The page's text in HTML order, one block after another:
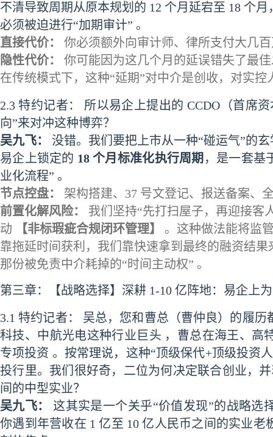
不清导致周期从原本规划的 12 个月延宕至 18 个
必须被迫进行“加期审计” 。
直接代价：
你必须额外向审计师、律所支付大几
隐性代价：
你可能因为这几个月的延误错失了最
在传统模式下，这种“延期”对中介是创收，对实控
2.3 特约记者： 所以易企上提出的 CCDO（首席
向”来对冲这种博弈？
吴九飞：
没错。我们要把上市从一种“碰运气”的
易企上锁定的 18 个月标准化执行周期 ，是一套基
业化流程” 。
节点控盘：
架构搭建、37 号文登记、报送备案、
前置化解风险：
我们坚持“先打扫屋子，再迎接客
动
【非标瑕疵合规闭环管理】
。这种做法能将监
靠拖延时间获利，我们靠快速拿到最终的融资结
那份被免责中介耗掉的“时间主动权” 。
第三章：【战略选择】深耕 1-10 亿阵地：易企上
3.1 特约记者： 吴总，您和曹总（曹仲良）的履
科技、中航光电这种行业巨头 ，曹总在海王、高
专项投资 。按常理说，这种“顶级保代+顶级投资
投行里。我们很好奇，二位为何决定联合创业，
间的中型实业？
吴九飞：
这其实是一个关乎“价值发现”的战略选
你遇到年营收在 1 亿至 10 亿人民币之间的实业